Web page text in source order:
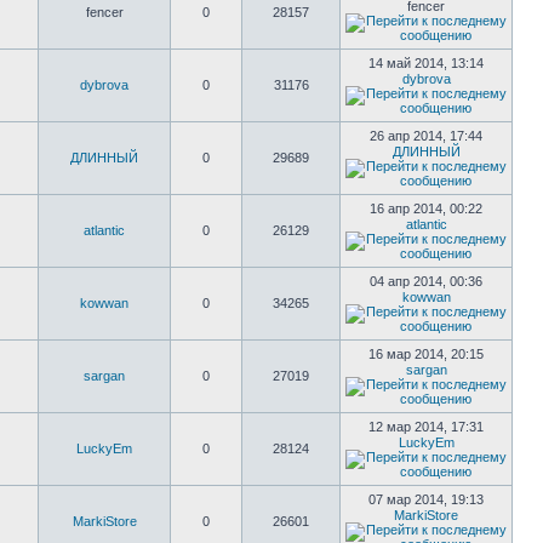
fencer 0 28157 fencer
dybrova 0 31176
14 май 2014, 13:14
dybrova
ДЛИННЫЙ 0 29689
26 апр 2014, 17:44
ДЛИННЫЙ
atlantic 0 26129
16 апр 2014, 00:22
atlantic
kowwan 0 34265
04 апр 2014, 00:36
kowwan
sargan 0 27019
16 мар 2014, 20:15
sargan
LuckyEm 0 28124
12 мар 2014, 17:31
LuckyEm
MarkiStore 0 26601
07 мар 2014, 19:13
MarkiStore